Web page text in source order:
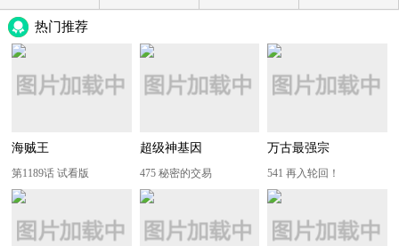
热门推荐
海贼王
第1189话 试看版
超级神基因
475 秘密的交易
万古最强宗
541 再入轮回！